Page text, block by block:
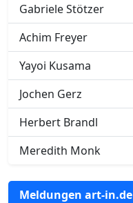
Gabriele Stötzer
Achim Freyer
Yayoi Kusama
Jochen Gerz
Herbert Brandl
Meredith Monk
Meldungen art-in.de